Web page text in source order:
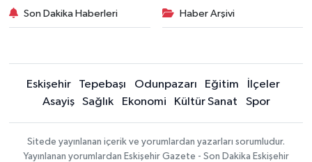
Son Dakika Haberleri Haber Arşivi
Eskişehir Tepebaşı Odunpazarı Eğitim
İlçeler
Asayiş
Sağlık Ekonomi Kültür Sanat Spor
Sitede yayınlanan içerik ve yorumlardan yazarları sorumludur.
Yayınlanan yorumlardan Eskişehir Gazete - Son Dakika Eskişehir